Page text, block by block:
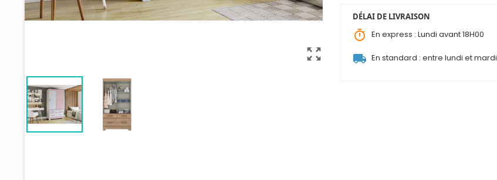
zoom_out_map
DÉLAI DE LIVRAISON
timer En express : Lundi avant 18H00
local_shipping En standard : entre lundi et mardi